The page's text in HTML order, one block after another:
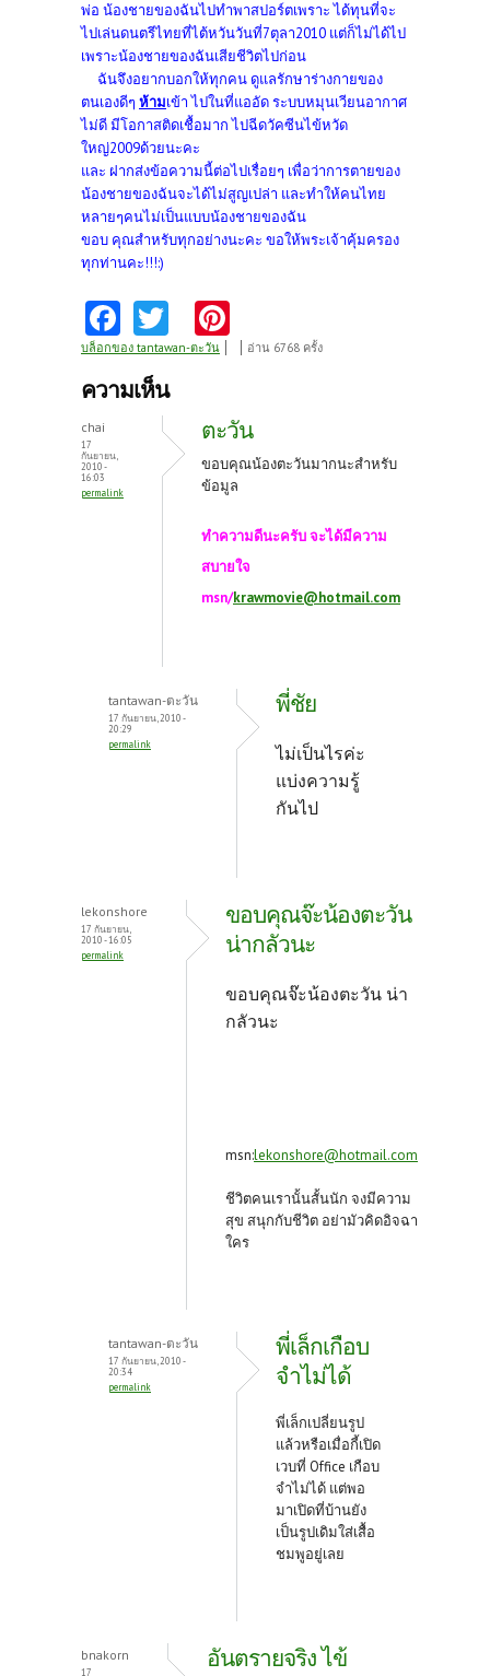
พ่อ น้องชายของฉันไปทำพาสปอร์ตเพราะ ได้ทุนที่จะ
ไปเล่นดนตรีไทยที่ไต้หวันวันที่7ตุลา2010 แต่ก็ไม่ได้ไป
เพราะน้องชายของฉันเสียชีวิตไปก่อน
ฉันจึงอยากบอกให้ทุกคน ดูแลรักษาร่างกายของ
ตนเองดีๆ ห้ามเข้า ไปในที่แออัด ระบบหมุนเวียนอากาศ
ไม่ดี มีโอกาสติดเชื้อมาก ไปฉีดวัคซีนไข้หวัด
ใหญ่2009ด้วยนะคะ
และ ฝากส่งข้อความนี้ต่อไปเรื่อยๆ เพื่อว่าการตายของ
น้องชายของฉันจะได้ไม่สูญเปล่า และทำให้คนไทย
หลายๆคนไม่เป็นแบบน้องชายของฉัน
ขอบ คุณสำหรับทุกอย่างนะคะ ขอให้พระเจ้าคุ้มครอง
ทุกท่านคะ!!!:)
Fa
ce
b
k
w
itt
nt
es
t
บล็อกของ tantawan-ตะวัน อ่าน 6768 ครั้ง
ความเห็น
chai
17
กันยายน,
2010 -
16:03
permalink
ตะวัน
ขอบคุณน้องตะวันมากนะสำหรับ
ข้อมูล
ทำความดีนะครับ จะได้มีความ
สบายใจ
msn/krawmovie@hotmail.com
tantawan-ตะวัน
17 กันยายน, 2010 -
20:29
permalink
พี่ชัย
ไม่เป็นไรค่ะ
แบ่งความรู้
กันไป
lekonshore
17 กันยายน,
2010 - 16:05
permalink
ขอบคุณจ๊ะน้องตะวัน
น่ากลัวนะ
ขอบคุณจ๊ะน้องตะวัน น่า
กลัวนะ
msn:lekonshore@hotmail.com
ชีวิตคนเรานั้นสั้นนัก จงมีความ
สุข สนุกกับชีวิต อย่ามัวคิดอิจฉา
ใคร
tantawan-ตะวัน
17 กันยายน, 2010 -
20:34
permalink
พี่เล็กเกือบ
จำไม่ได้
พี่เล็กเปลี่ยนรูป
แล้วหรือเมื่อกี้เปิด
เวบที่ Office เกือบ
จำไม่ได้ แต่พอ
มาเปิดที่บ้านยัง
เป็นรูปเดิมใส่เสื้อ
ชมพูอยู่เลย
bnakorn
17
อันตรายจริง ไข้